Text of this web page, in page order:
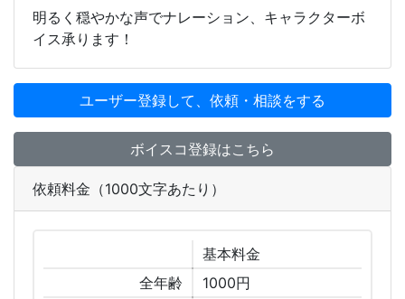
明るく穏やかな声でナレーション、キャラクターボ
イス承ります！
ユーザー登録して、依頼・相談をする
ボイスコ登録はこちら
依頼料金（1000文字あたり）
基本料金
全年齢
1000円